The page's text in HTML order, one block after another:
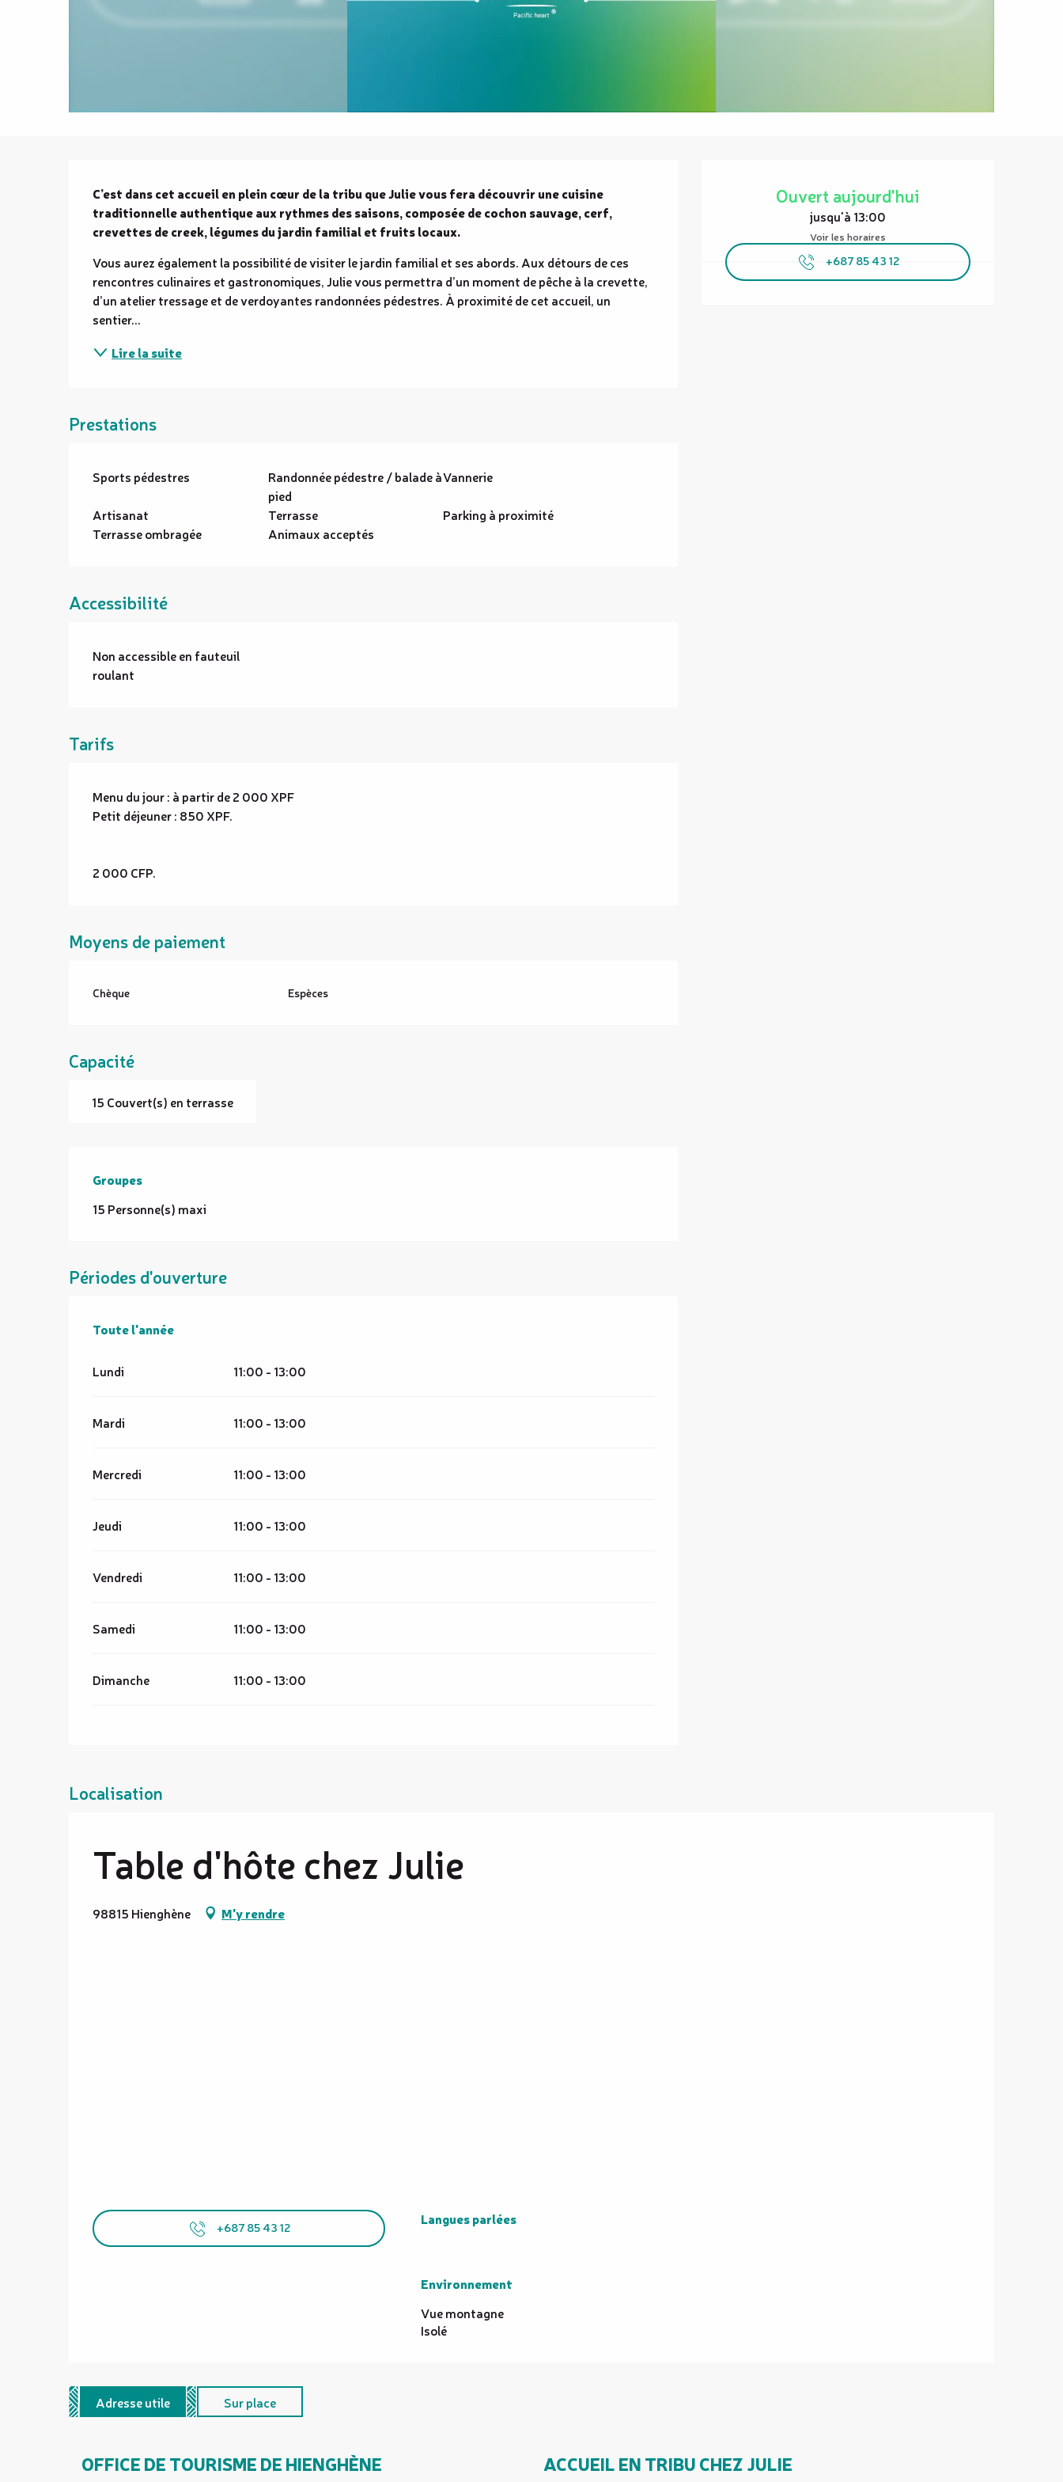
Ouverture et coordonnées
Ouvert aujourd'hui
jusqu'à 13:00
Voir les horaires
+687 85 43 12
Description
C’est dans cet accueil en plein cœur de la tribu que Julie vous fera découvrir une cuisine
traditionnelle authentique aux rythmes des saisons, composée de cochon sauvage, cerf,
crevettes de creek, légumes du jardin familial et fruits locaux.
Vous aurez également la possibilité de visiter le jardin familial et ses abords. Aux détours de ces
rencontres culinaires et gastronomiques, Julie vous permettra d’un moment de pêche à la crevette,
d’un atelier tressage et de verdoyantes randonnées pédestres. À proximité de cet accueil, un
sentier...
Lire la suite
Prestations
Sports pédestres
Randonnée pédestre / balade à
pied
Vannerie
Artisanat Terrasse
Parking à proximité
Terrasse ombragée
Animaux acceptés
Accessibilité
Non accessible en fauteuil
roulant
Tarifs
Menu du jour : à partir de 2 000 XPF
Petit déjeuner : 850 XPF.
2 000 CFP.
Moyens de paiement
Chèque Espèces
Capacité
15 Couvert(s) en terrasse
Groupes
Groupes
15 Personne(s) maxi
Périodes d'ouverture
Toute l'année
Toute l'année
Lundi 11:00 - 13:00
Mardi 11:00 - 13:00
Mercredi 11:00 - 13:00
Jeudi 11:00 - 13:00
Vendredi 11:00 - 13:00
Samedi 11:00 - 13:00
Dimanche 11:00 - 13:00
Localisation
Table d'hôte chez Julie
98815 Hienghène M'y rendre
+687 85 43 12 Langues parlées
Langues parlées
Environnement
Environnement
Vue montagne
Isolé
Adresse utile Sur place
OFFICE DE TOURISME DE HIENGHÈNE ACCUEIL EN TRIBU CHEZ JULIE